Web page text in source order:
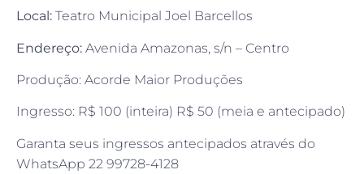
Local: Teatro Municipal Joel Barcellos
Endereço: Avenida Amazonas, s/n – Centro
Produção: Acorde Maior Produções
Ingresso: R$ 100 (inteira) R$ 50 (meia e antecipado)
Garanta seus ingressos antecipados através do
WhatsApp 22 99728-4128